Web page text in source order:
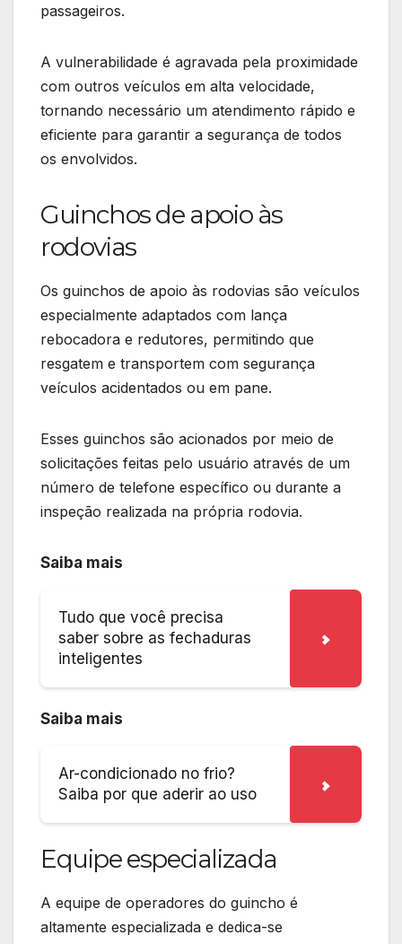
passageiros.
A vulnerabilidade é agravada pela proximidade
com outros veículos em alta velocidade,
tornando necessário um atendimento rápido e
eficiente para garantir a segurança de todos
os envolvidos.
Guinchos de apoio às
rodovias
Os guinchos de apoio às rodovias são veículos
especialmente adaptados com lança
rebocadora e redutores, permitindo que
resgatem e transportem com segurança
veículos acidentados ou em pane.
Esses guinchos são acionados por meio de
solicitações feitas pelo usuário através de um
número de telefone específico ou durante a
inspeção realizada na própria rodovia.
Saiba mais
Tudo que você precisa
saber sobre as fechaduras
inteligentes
Saiba mais
Ar-condicionado no frio?
Saiba por que aderir ao uso
Equipe especializada
A equipe de operadores do guincho é
altamente especializada e dedica-se